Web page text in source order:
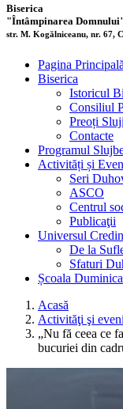
Biserica
"Întâmpinarea
str. M. Kogălniceanu, nr. 67,
Pagina Principală
Biserica
Istoricul
Consiliul
Preoți
Contacte
Programul
Activități și
Seri
ASCO
Centrul
Publicaţii
Universul
De la
Sfaturi
Școala
Acasă
Activităţi şi
„Nu fă ceea ce
bucuriei din